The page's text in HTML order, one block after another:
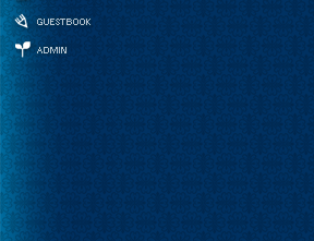
미디어로그
방명록
관리자